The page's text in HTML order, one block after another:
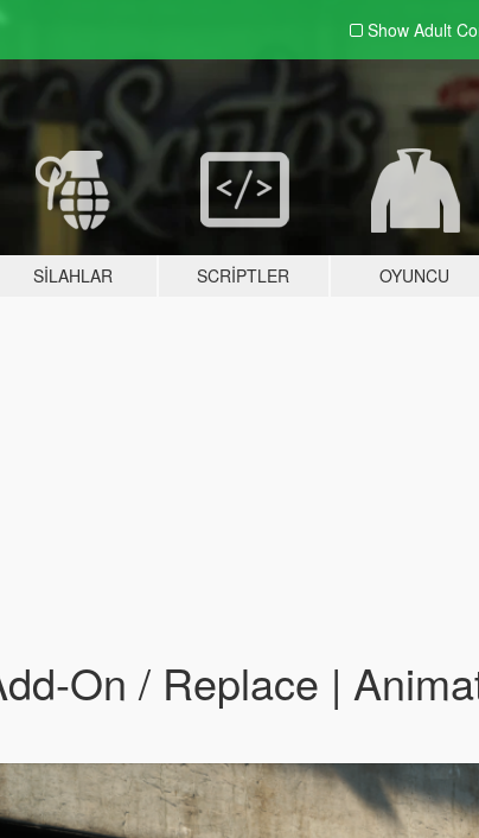
Show Adult
SILAHLAR SCRIPTLER OYUNCU
On / Replace |